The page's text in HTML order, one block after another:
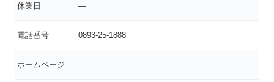
休業日 ―
電話番号 0893-25-1888
ホームページ ―